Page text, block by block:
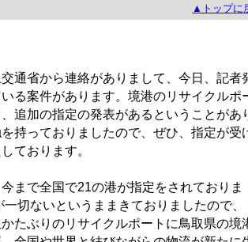
▲トップに
通省から連絡がありまして、今日、記者
る案件があります。境港のリサイクルポ
追加の指定の発表があるということがあ
持っておりましたので、ぜひ、指定が受
ております。
まで全国で21の港が指定をされておりま
切ないというままきておりましたので、
たぶりのリサイクルポートに鳥取県の境